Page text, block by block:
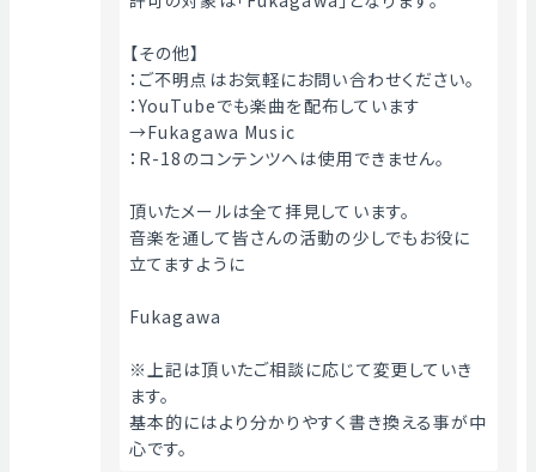
【その他】
：ご不明点はお気軽にお問い合わせください。
：YouTubeでも楽曲を配布しています
→Fukagawa Music
：R-18のコンテンツへは使用できません。
頂いたメールは全て拝見しています。
音楽を通して皆さんの活動の少しでもお役に
立てますように
Fukagawa
※上記は頂いたご相談に応じて変更していき
ます。
基本的にはより分かりやすく書き換える事が中
心です。